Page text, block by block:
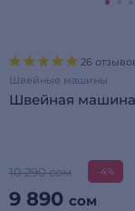
26
Швейные машины
Швейная машина
10 290 сом -4%
9 890 сом